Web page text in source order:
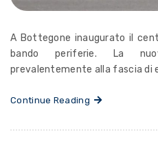
A Bottegone inaugurato il
bando periferie. La
prevalentemente alla fascia di
Continue Reading